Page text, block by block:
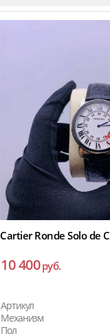
Cartier Ronde Solo de
10 400руб.
Артикул
Механизм
Пол